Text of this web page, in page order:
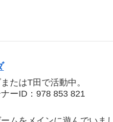
たはT田で活動中。
ナーID：978 853 821